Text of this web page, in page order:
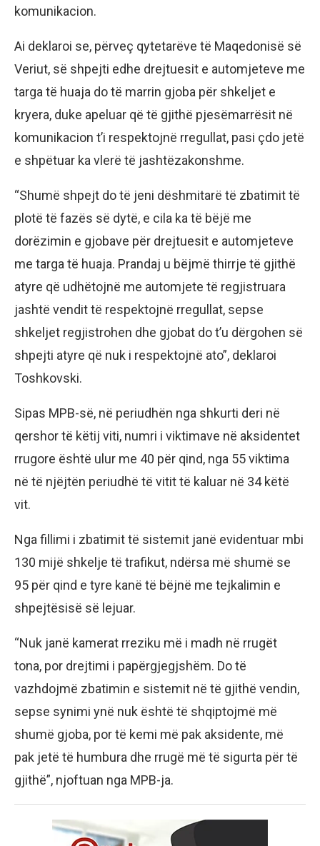
komunikacion.
Ai deklaroi se, përveç qytetarëve të Maqedonisë së
Veriut, së shpejti edhe drejtuesit e automjeteve me
targa të huaja do të marrin gjoba për shkeljet e
kryera, duke apeluar që të gjithë pjesëmarrësit në
komunikacion t’i respektojnë rregullat, pasi çdo jetë
e shpëtuar ka vlerë të jashtëzakonshme.
“Shumë shpejt do të jeni dëshmitarë të zbatimit të
plotë të fazës së dytë, e cila ka të bëjë me
dorëzimin e gjobave për drejtuesit e automjeteve
me targa të huaja. Prandaj u bëjmë thirrje të gjithë
atyre që udhëtojnë me automjete të regjistruara
jashtë vendit të respektojnë rregullat, sepse
shkeljet regjistrohen dhe gjobat do t’u dërgohen së
shpejti atyre që nuk i respektojnë ato”, deklaroi
Toshkovski.
Sipas MPB-së, në periudhën nga shkurti deri në
qershor të këtij viti, numri i viktimave në aksidentet
rrugore është ulur me 40 për qind, nga 55 viktima
në të njëjtën periudhë të vitit të kaluar në 34 këtë
vit.
Nga fillimi i zbatimit të sistemit janë evidentuar mbi
130 mijë shkelje të trafikut, ndërsa më shumë se
95 për qind e tyre kanë të bëjnë me tejkalimin e
shpejtësisë së lejuar.
“Nuk janë kamerat rreziku më i madh në rrugët
tona, por drejtimi i papërgjegjshëm. Do të
vazhdojmë zbatimin e sistemit në të gjithë vendin,
sepse synimi ynë nuk është të shqiptojmë më
shumë gjoba, por të kemi më pak aksidente, më
pak jetë të humbura dhe rrugë më të sigurta për të
gjithë”, njoftuan nga MPB-ja.